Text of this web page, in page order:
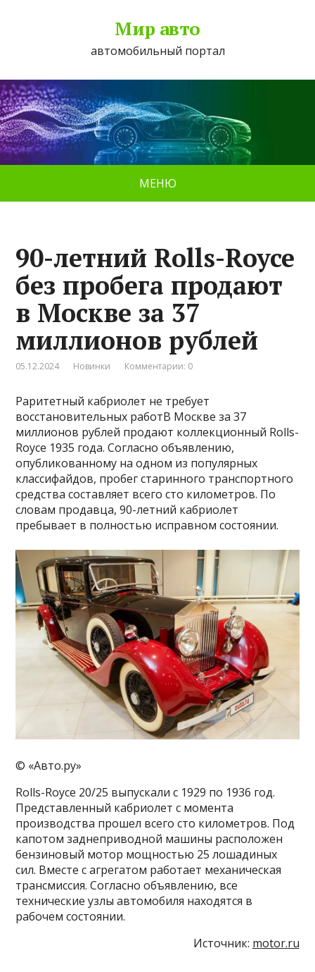
Мир авто
автомобильный портал
МЕНЮ
90-летний Rolls-Royce
без пробега продают
в Москве за 37
миллионов рублей
05.12.2024 Новинки Комментарии: 0
Раритетный кабриолет не требует
восстановительных работВ Москве за 37
миллионов рублей продают коллекционный Rolls-
Royce 1935 года. Согласно объявлению,
опубликованному на одном из популярных
классифайдов, пробег старинного транспортного
средства составляет всего сто километров. По
словам продавца, 90-летний кабриолет
пребывает в полностью исправном состоянии.
© «Авто.ру»
Rolls-Royce 20/25 выпускали с 1929 по 1936 год.
Представленный кабриолет с момента
производства прошел всего сто километров. Под
капотом заднеприводной машины расположен
бензиновый мотор мощностью 25 лошадиных
сил. Вместе с агрегатом работает механическая
трансмиссия. Согласно объявлению, все
технические узлы автомобиля находятся в
рабочем состоянии.
Источник: motor.ru